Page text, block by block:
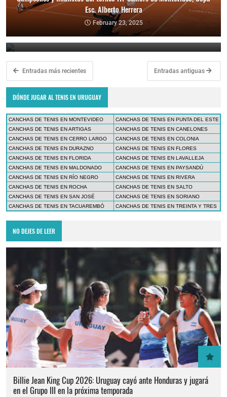
Esc. Alberto Herrera
February 23, 2025
Ganadores y finalistas del torneo ITF Seniors de Punta del Este
February 10, 2025
Entradas más recientes Entradas antiguas
DÓNDE JUGAR AL TENIS EN URUGUAY
CANCHAS DE TENIS EN MONTEVIDEO
CANCHAS DE TENIS EN PUNTA DEL ESTE
CANCHAS DE TENIS EN ARTIGAS
CANCHAS DE TENIS EN CANELONES
CANCHAS DE TENIS EN CERRO LARGO
CANCHAS DE TENIS EN COLONIA
CANCHAS DE TENIS EN DURAZNO
CANCHAS DE TENIS EN FLORES
CANCHAS DE TENIS EN FLORIDA
CANCHAS DE TENIS EN LAVALLEJA
CANCHAS DE TENIS EN MALDONADO
CANCHAS DE TENIS EN PAYSANDÚ
CANCHAS DE TENIS EN RÍO NEGRO
CANCHAS DE TENIS EN RIVERA
CANCHAS DE TENIS EN ROCHA
CANCHAS DE TENIS EN SALTO
CANCHAS DE TENIS EN SAN JOSÉ
CANCHAS DE TENIS EN SORIANO
CANCHAS DE TENIS EN TACUAREMBÓ
CANCHAS DE TENIS EN TREINTA Y TRES
NO DEJES DE LEER
Billie Jean King Cup 2026: Uruguay cayó ante Honduras y jugará
en el Grupo III en la próxima temporada